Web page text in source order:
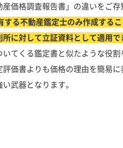
価格調査報告書」の違いをご存
する不動産鑑定士のみ作成する
に対して立証資料として適用で
てくる鑑定書と似たような役
価書よりも価格の理由を簡易
武器となります。